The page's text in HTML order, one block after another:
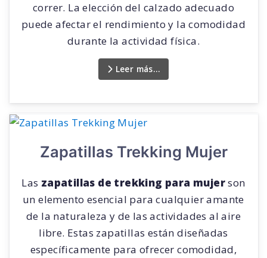
correr. La elección del calzado adecuado
puede afectar el rendimiento y la comodidad
durante la actividad física.
Leer más…
Zapatillas Trekking Mujer
Las zapatillas de trekking para mujerson
un elemento esencial para cualquier amante
de la naturaleza y de las actividades al aire
libre. Estas zapatillas están diseñadas
específicamente para ofrecer comodidad,